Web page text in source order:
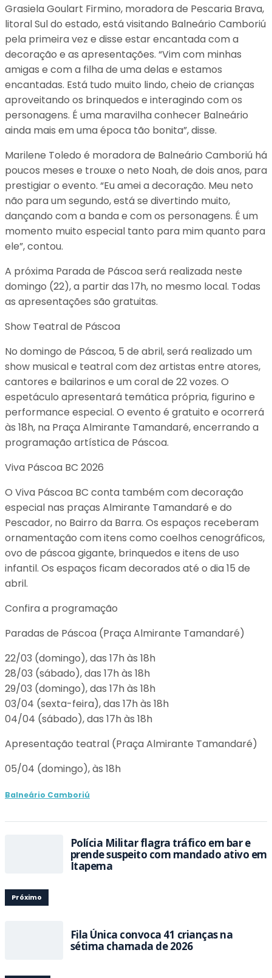
Grasiela Goulart Firmino, moradora de Pescaria Brava,
litoral Sul do estado, está visitando Balneário Camboriú
pela primeira vez e disse estar encantada com a
decoração e as apresentações. “Vim com minhas
amigas e com a filha de uma delas e estamos
encantadas. Está tudo muito lindo, cheio de crianças
aproveitando os brinquedos e interagindo com os
personagens. É uma maravilha conhecer Balneário
ainda mais em uma época tão bonita”, disse.
Marilene Toledo é moradora de Balneário Camboriú há
poucos meses e trouxe o neto Noah, de dois anos, para
prestigiar o evento. “Eu amei a decoração. Meu neto
não para um segundo, está se divertindo muito,
dançando com a banda e com os personagens. É um
momento muito especial tanto para mim quanto para
ele”, contou.
A próxima Parada de Páscoa será realizada neste
domingo (22), a partir das 17h, no mesmo local. Todas
as apresentações são gratuitas.
Show Teatral de Páscoa
No domingo de Páscoa, 5 de abril, será realizado um
show musical e teatral com dez artistas entre atores,
cantores e bailarinos e um coral de 22 vozes. O
espetáculo apresentará temática própria, figurino e
performance especial. O evento é gratuito e ocorrerá
às 18h, na Praça Almirante Tamandaré, encerrando a
programação artística de Páscoa.
Viva Páscoa BC 2026
O Viva Páscoa BC conta também com decoração
especial nas praças Almirante Tamandaré e do
Pescador, no Bairro da Barra. Os espaços receberam
ornamentação com itens como coelhos cenográficos,
ovo de páscoa gigante, brinquedos e itens de uso
infantil. Os espaços ficam decorados até o dia 15 de
abril.
Confira a programação
Paradas de Páscoa (Praça Almirante Tamandaré)
22/03 (domingo), das 17h às 18h
28/03 (sábado), das 17h às 18h
29/03 (domingo), das 17h às 18h
03/04 (sexta-feira), das 17h às 18h
04/04 (sábado), das 17h às 18h
Apresentação teatral (Praça Almirante Tamandaré)
05/04 (domingo), às 18h
Balneário Camboriú
Polícia Militar flagra tráfico em bar e
prende suspeito com mandado ativo em
Itapema
Próximo
Fila Única convoca 41 crianças na
sétima chamada de 2026